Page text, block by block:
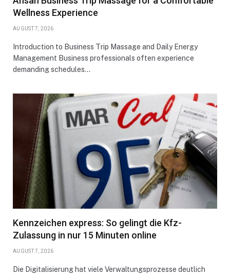
Wellness Experience
AUGUST 7, 2026
Introduction to Business Trip Massage and Daily Energy
Management Business professionals often experience
demanding schedules…
Kennzeichen express: So gelingt die Kfz-
Zulassung in nur 15 Minuten online
AUGUST 7, 2026
Die Digitalisierung hat viele Verwaltungsprozesse deutlich